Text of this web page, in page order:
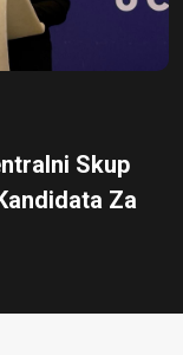
Skup
Za